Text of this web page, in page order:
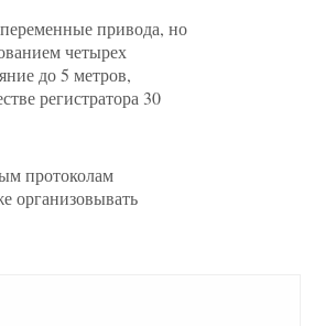
привода, но
четырех
до 5 метров,
регистратора 30
протоколам
организовывать